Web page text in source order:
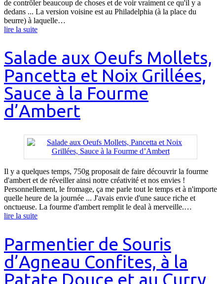
de contrôler beaucoup de choses et de voir vraiment ce qu'il y a
dedans ... La version voisine est au Philadelphia (à la place du
beurre) à laquelle…
lire la suite
Salade aux Oeufs Mollets,
Pancetta et Noix Grillées,
Sauce à la Fourme
d’Ambert
Il y a quelques temps, 750g proposait de faire découvrir la fourme
d'ambert et de réveiller ainsi notre créativité et nos envies !
Personnellement, le fromage, ça me parle tout le temps et à n'importe
quelle heure de la journée ... J'avais envie d'une sauce riche et
onctueuse. La fourme d'ambert remplit le deal à merveille.…
lire la suite
Parmentier de Souris
d’Agneau Confites, à la
Patate Douce et au Curry